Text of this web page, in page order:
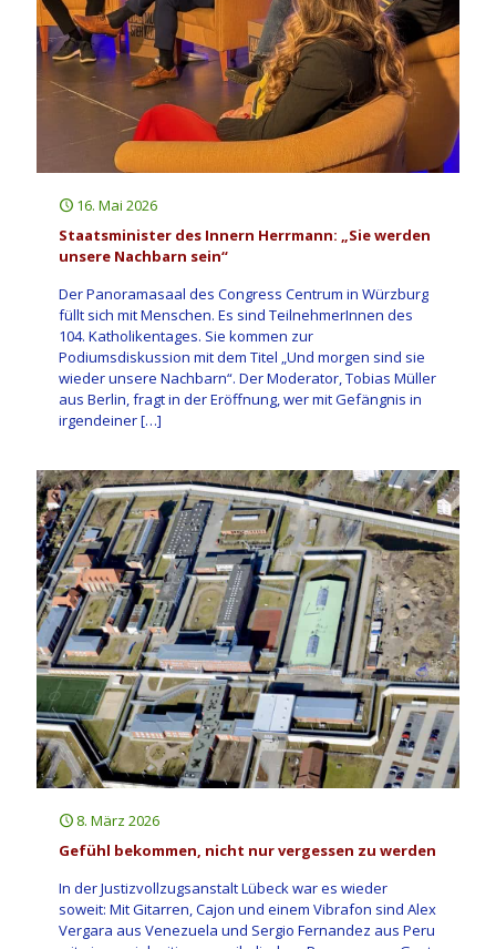
16. Mai 2026
Staatsminister des Innern Herrmann: „Sie werden
unsere Nachbarn sein“
Der Panoramasaal des Congress Centrum in Würzburg
füllt sich mit Menschen. Es sind TeilnehmerInnen des
104. Katholikentages. Sie kommen zur
Podiumsdiskussion mit dem Titel „Und morgen sind sie
wieder unsere Nachbarn“. Der Moderator, Tobias Müller
aus Berlin, fragt in der Eröffnung, wer mit Gefängnis in
irgendeiner[…]
8. März 2026
Gefühl bekommen, nicht nur vergessen zu werden
In der Justizvollzugsanstalt Lübeck war es wieder
soweit: Mit Gitarren, Cajon und einem Vibrafon sind Alex
Vergara aus Venezuela und Sergio Fernandez aus Peru